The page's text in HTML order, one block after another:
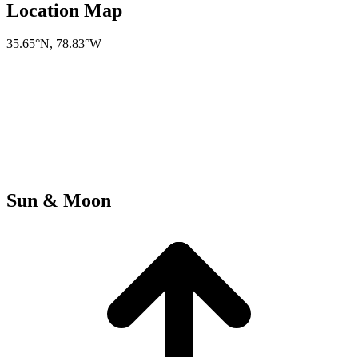
Location Map
35.65°N, 78.83°W
Sun & Moon